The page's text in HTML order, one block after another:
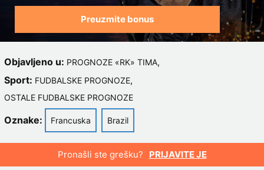
Preuzmite bonus
Objavljeno u: PROGNOZE «RK» TIMA,
Sport: FUDBALSKE PROGNOZE,
OSTALE FUDBALSKE PROGNOZE
Oznake: Francuska Brazil
Pronašli ste grešku? PRIJAVITE JE